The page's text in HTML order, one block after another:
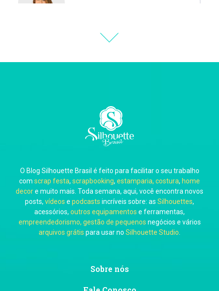
Thiara Ney
Carla Eschberger
Carol Pessoa
Ju Mirthes
O Blog Silhouette Brasil é feito para facilitar o seu trabalho
com scrap festa, scrapbooking, estamparia, costura, home
decore muito mais. Toda semana, aqui, você encontra novos
posts, vídeos e podcasts incríveis sobre: as Silhouettes,
acessórios, outros equipamentos e ferramentas,
empreendedorismo, gestão de pequenos negócios e vários
arquivos grátis para usar no Silhouette Studio
Sobre nós